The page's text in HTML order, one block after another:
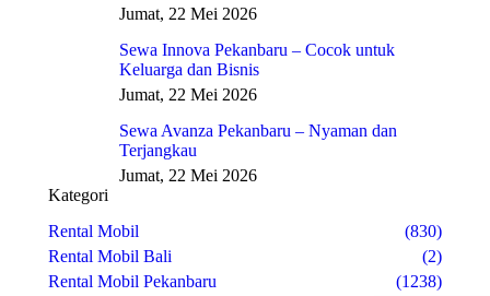
Jumat, 22 Mei 2026
Sewa Innova Pekanbaru – Cocok untuk
Keluarga dan Bisnis
Jumat, 22 Mei 2026
Sewa Avanza Pekanbaru – Nyaman dan
Terjangkau
Jumat, 22 Mei 2026
Kategori
Rental Mobil
(830)
Rental Mobil Bali
(2)
Rental Mobil Pekanbaru
(1238)